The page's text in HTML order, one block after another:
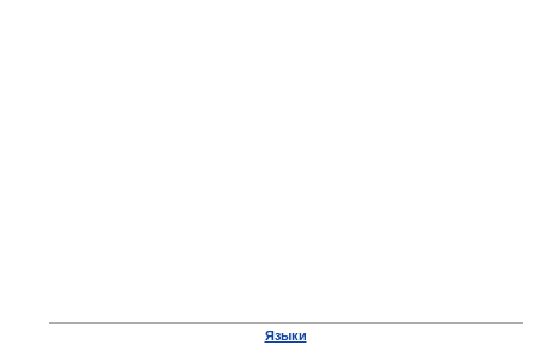
Языки